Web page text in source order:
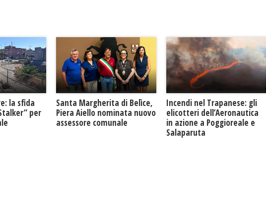
la sfida
per
Santa Margherita di Belìce,
Piera Aiello nominata nuovo
assessore comunale
Incendi nel Trapanese: gli
elicotteri dell’Aeronautica
in azione a Poggioreale e
Salaparuta